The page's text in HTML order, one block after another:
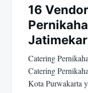
16
Catering
Catering
Kota Purwakarta